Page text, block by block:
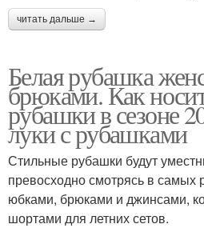
читать дальше →
Белая рубашка
брюками. Как
рубашки в сезоне
луки с рубашками
Стильные рубашки будут
превосходно смотрясь в самых
юбками, брюками и джинсами,
шортами для летних сетов.